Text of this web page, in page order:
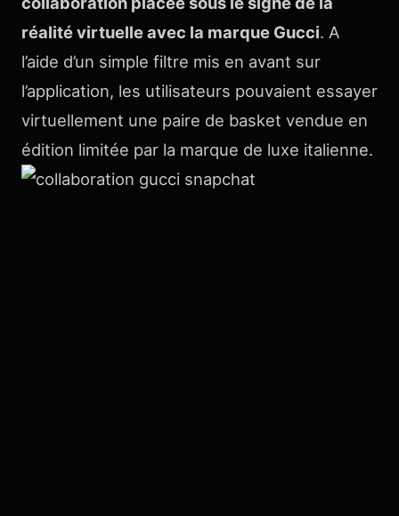
réalité virtuelle avec la marque Gucci. A
l’aide d’un simple filtre mis en avant sur
l’application, les utilisateurs pouvaient essayer
virtuellement une paire de basket vendue en
édition limitée par la marque de luxe italienne.